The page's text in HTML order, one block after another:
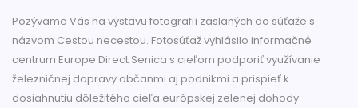
Pozývame Vás na výstavu fotografií zaslaných do súťaže s
názvom Cestou necestou. Fotosúťaž vyhlásilo informačné
centrum Europe Direct Senica s cieľom podporiť využívanie
železničnej dopravy občanmi aj podnikmi a prispieť k
dosiahnutiu dôležitého cieľa európskej zelenej dohody –